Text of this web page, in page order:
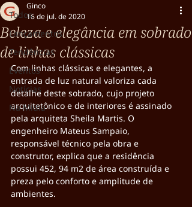
Todos
Lançamentos
Tendências
Eventos
Notícias
Na Mídia
Beleza e elegância em sobrado
de linhas clássicas
Ginco
16 de jul. de 2020
Com linhas clássicas e elegantes, a
entrada de luz natural valoriza cada
detalhe deste sobrado, cujo projeto
arquitetônico e de interiores é assinado
pela arquiteta Sheila Martis. O
engenheiro Mateus Sampaio,
responsável técnico pela obra e
construtor, explica que a residência
possui 452, 94 m2 de área construída e
preza pelo conforto e amplitude de
ambientes.